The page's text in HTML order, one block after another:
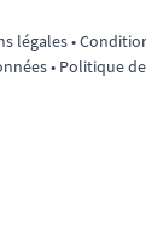
légales•
• Politique